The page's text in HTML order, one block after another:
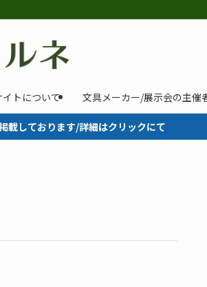
イトについて 文具メーカー/展示会の主催
載しております/詳細はクリックにて